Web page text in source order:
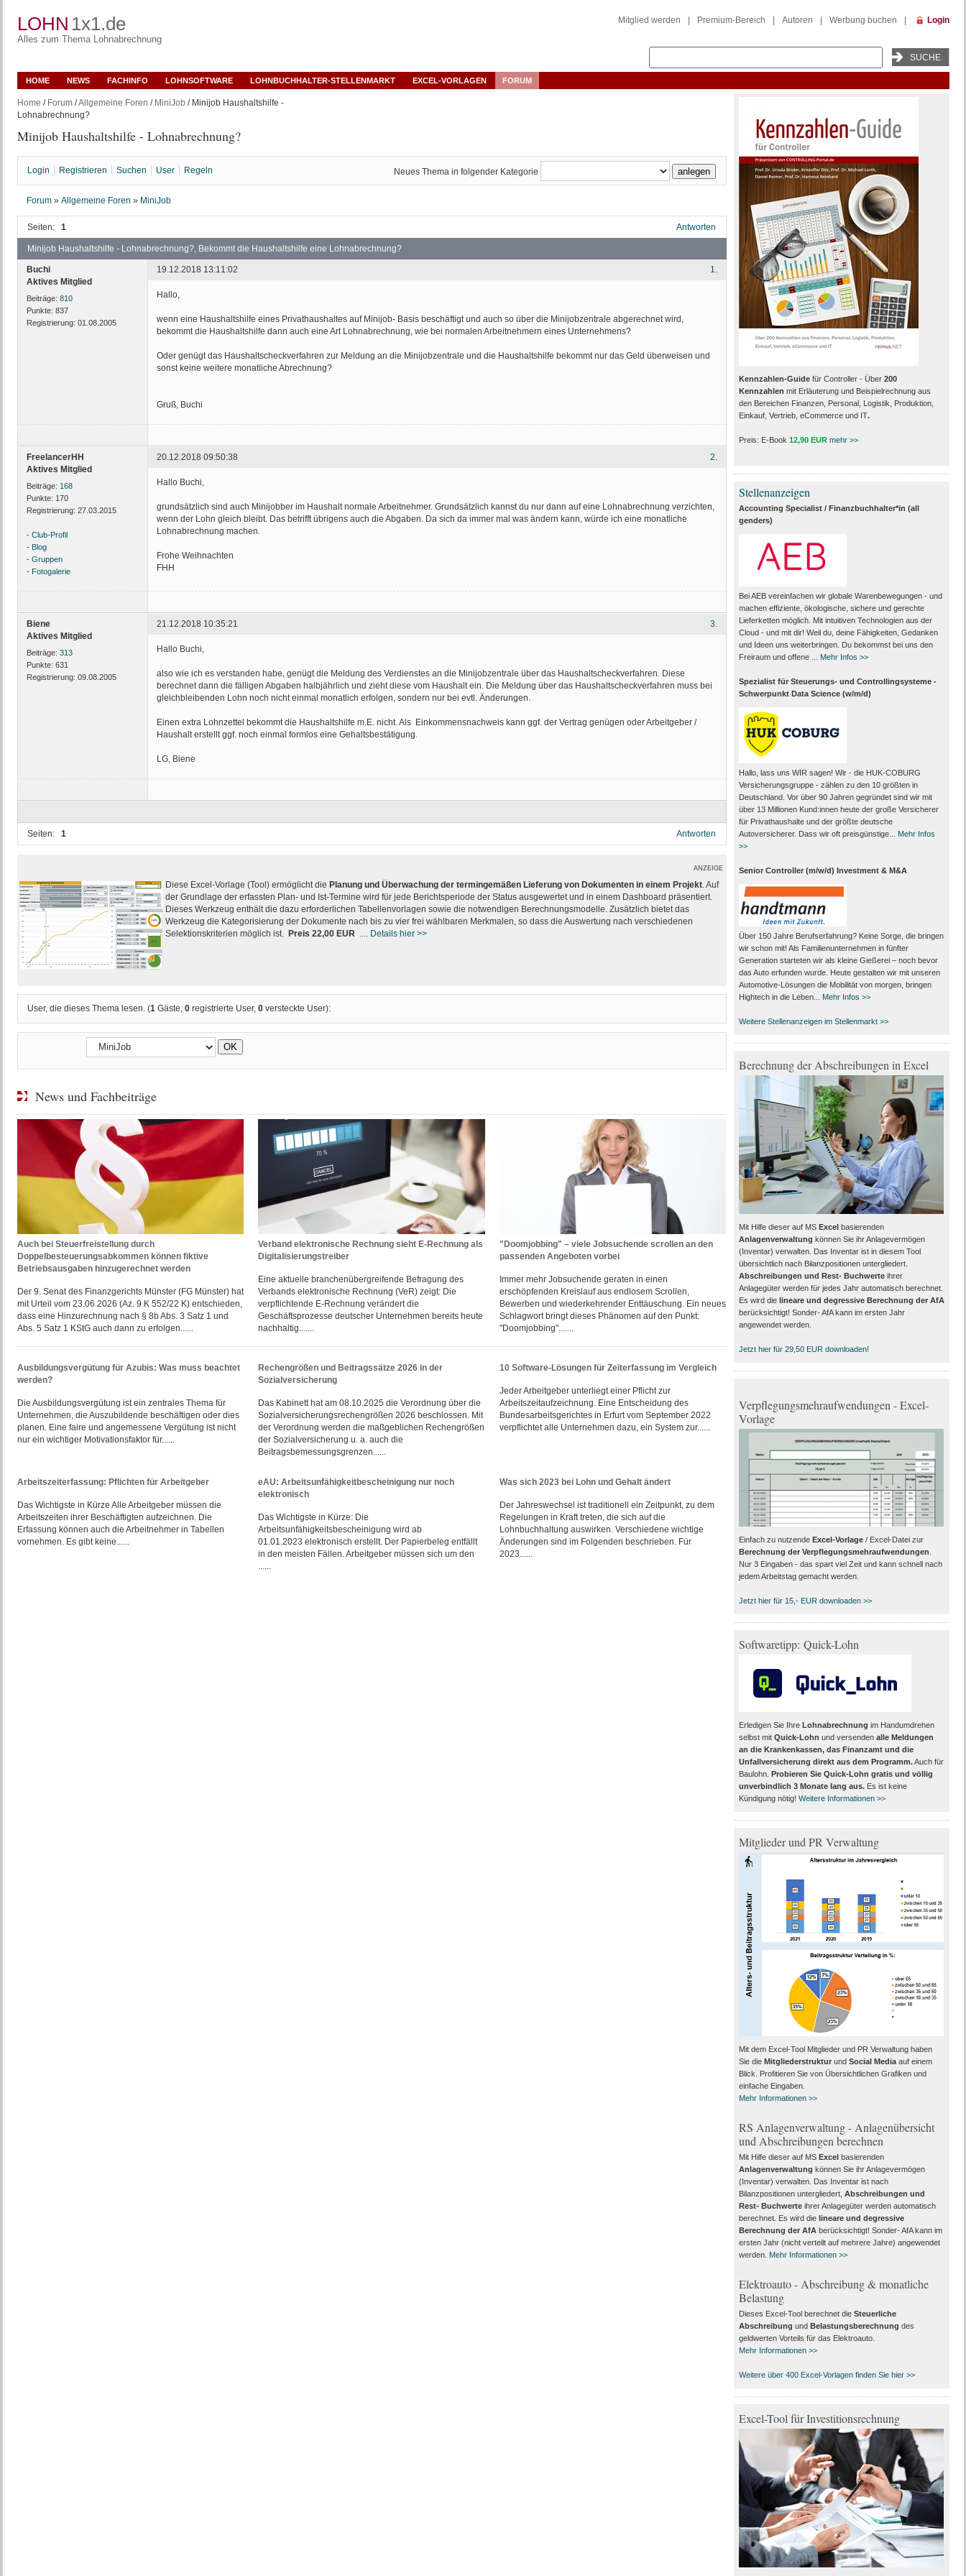
LOHN 1x1.de
Alles zum Thema Lohnabrechnung
Mitglied werden Premium-Bereich Autoren Werbung buchen Login
HOME NEWS FACHINFO LOHNSOFTWARE LOHNBUCHHALTER-STELLENMARKT EXCEL-VORLAGEN FORUM
Home / Forum/Allgemeine Foren / MiniJob / Minijob Haushaltshilfe -
Lohnabrechnung?
Minijob Haushaltshilfe - Lohnabrechnung?
Login Registrieren Suchen User Regeln Neues Thema in folgender Kategorie
Forum » Allgemeine Foren » MiniJob
Seiten: 1 Antworten
Minijob Haushaltshilfe - Lohnabrechnung?, Bekommt die Haushaltshilfe eine Lohnabrechnung?
Buchi
Aktives Mitglied
Beiträge: 810
Punkte: 837
Registrierung: 01.08.2005
1.
19.12.2018 13:11:02
Hallo,
wenn eine Haushaltshilfe eines Privathaushaltes auf Minijob- Basis beschäftigt und auch so über die Minijobzentrale abgerechnet wird,
bekommt die Haushaltshilfe dann auch eine Art Lohnabrechnung, wie bei normalen Arbeitnehmern eines Unternehmens?
Oder genügt das Haushaltscheckverfahren zur Meldung an die Minijobzentrale und die Haushaltshilfe bekommt nur das Geld überweisen und
sonst keine weitere monatliche Abrechnung?
Gruß, Buchi
FreelancerHH
Aktives Mitglied
Beiträge: 168
Punkte: 170
Registrierung: 27.03.2015
- Club-Profil
- Blog
- Gruppen
- Fotogalerie
2.
20.12.2018 09:50:38
Hallo Buchi,
grundsätzlich sind auch Minijobber im Haushalt normale Arbeitnehmer. Grundsätzlich kannst du nur dann auf eine Lohnabrechnung verzichten,
wenn der Lohn gleich bleibt. Das betrifft übrigens auch die Abgaben. Da sich da immer mal was ändern kann, würde ich eine monatliche
Lohnabrechnung machen.
Frohe Weihnachten
FHH
Biene
Aktives Mitglied
Beiträge: 313
Punkte: 631
Registrierung: 09.08.2005
3.
21.12.2018 10:35:21
Hallo Buchi,
also wie ich es verstanden habe, genügt die Meldung des Verdienstes an die Minijobzentrale über das Haushaltscheckverfahren. Diese
berechnet dann die fälligen Abgaben halbjährlich und zieht diese vom Haushalt ein. Die Meldung über das Haushaltscheckverfahren muss bei
gleichbleibenden Lohn noch nicht einmal monatlich erfolgen, sondern nur bei evtl. Änderungen.
Einen extra Lohnzettel bekommt die Haushaltshilfe m.E. nicht. Als Einkommensnachweis kann ggf. der Vertrag genügen oder Arbeitgeber /
Haushalt erstellt ggf. noch einmal formlos eine Gehaltsbestätigung.
LG, Biene
Seiten: 1 Antworten
ANZEIGE
Diese Excel-Vorlage (Tool) ermöglicht die Planung und Überwachung der termingemäßen Lieferung von Dokumenten in einem Projekt. Auf
der Grundlage der erfassten Plan- und Ist-Termine wird für jede Berichtsperiode der Status ausgewertet und in einem Dashboard präsentiert.
Dieses Werkzeug enthält die dazu erforderlichen Tabellenvorlagen sowie die notwendigen Berechnungsmodelle. Zusätzlich bietet das
Werkzeug die Kategorisierung der Dokumente nach bis zu vier frei wählbaren Merkmalen, so dass die Auswertung nach verschiedenen
Selektionskriterien möglich ist. Preis 22,00 EUR Details hier >>
User, die dieses Thema lesen. (1 Gäste, 0registrierte User, 0versteckte User):
News und Fachbeiträge
Auch bei Steuerfreistellung durch
Doppelbesteuerungsabkommen können fiktive
Betriebsausgaben hinzugerechnet werden
Der 9. Senat des Finanzgerichts Münster (FG Münster) hat
mit Urteil vom 23.06.2026 (Az. 9 K 552/22 K) entschieden,
dass eine Hinzurechnung nach § 8b Abs. 3 Satz 1 und
Abs. 5 Satz 1 KStG auch dann zu erfolgen......
Verband elektronische Rechnung sieht E-Rechnung als
Digitalisierungstreiber
Eine aktuelle branchenübergreifende Befragung des
Verbands elektronische Rechnung (VeR) zeigt: Die
verpflichtende E-Rechnung verändert die
Geschäftsprozesse deutscher Unternehmen bereits heute
nachhaltig.......
"Doomjobbing" – viele Jobsuchende scrollen an den
passenden Angeboten vorbei
Immer mehr Jobsuchende geraten in einen
erschöpfenden Kreislauf aus endlosem Scrollen,
Bewerben und wiederkehrender Enttäuschung. Ein neues
Schlagwort bringt dieses Phänomen auf den Punkt:
"Doomjobbing".......
Ausbildungsvergütung für Azubis: Was muss beachtet
werden?
Die Ausbildungsvergütung ist ein zentrales Thema für
Unternehmen, die Auszubildende beschäftigen oder dies
planen. Eine faire und angemessene Vergütung ist nicht
nur ein wichtiger Motivationsfaktor für......
Rechengrößen und Beitragssätze 2026 in der
Sozialversicherung
Das Kabinett hat am 08.10.2025 die Verordnung über die
Sozialversicherungsrechengrößen 2026 beschlossen. Mit
der Verordnung werden die maßgeblichen Rechengrößen
der Sozialversicherung u. a. auch die
Beitragsbemessungsgrenzen......
10 Software-Lösungen für Zeiterfassung im Vergleich
Jeder Arbeitgeber unterliegt einer Pflicht zur
Arbeitszeitaufzeichnung. Eine Entscheidung des
Bundesarbeitsgerichtes in Erfurt vom September 2022
verpflichtet alle Unternehmen dazu, ein System zur......
Arbeitszeiterfassung: Pflichten für Arbeitgeber
Das Wichtigste in Kürze Alle Arbeitgeber müssen die
Arbeitszeiten ihrer Beschäftigten aufzeichnen. Die
Erfassung können auch die Arbeitnehmer in Tabellen
vornehmen. Es gibt keine......
eAU: Arbeitsunfähigkeitbescheinigung nur noch
elektronisch
Das Wichtigste in Kürze: Die
Arbeitsunfähigkeitsbescheinigung wird ab
01.01.2023 elektronisch erstellt. Der Papierbeleg entfällt
in den meisten Fällen. Arbeitgeber müssen sich um den
......
Was sich 2023 bei Lohn und Gehalt ändert
Der Jahreswechsel ist traditionell ein Zeitpunkt, zu dem
Regelungen in Kraft treten, die sich auf die
Lohnbuchhaltung auswirken. Verschiedene wichtige
Änderungen sind im Folgenden beschrieben. Für
2023......
Kennzahlen-Guidefür Controller - Über 200
Kennzahlen mit Erläuterung und Beispielrechnung aus
den Bereichen Finanzen, Personal, Logistik, Produktion,
Einkauf, Vertrieb, eCommerce und IT.
Preis: E-Book 12,90 EUR mehr >>
Stellenanzeigen
Accounting Specialist / Finanzbuchhalter*in (all
genders)
Bei AEB vereinfachen wir globale Warenbewegungen - und
machen effiziente, ökologische, sichere und gerechte
Lieferketten möglich. Mit intuitiven Technologien aus der
Cloud - und mit dir! Weil du, deine Fähigkeiten, Gedanken
und Ideen uns weiterbringen. Du bekommst bei uns den
Freiraum und offene ...
Mehr Infos >>
Spezialist für Steuerungs- und Controllingsysteme -
Schwerpunkt Data Science (w/m/d)
Hallo, lass uns WIR sagen! Wir - die HUK-COBURG
Versicherungsgruppe - zählen zu den 10 größten in
Deutschland. Vor über 90 Jahren gegründet sind wir mit
über 13 Millionen Kund:innen heute der große Versicherer
für Privathaushalte und der größte deutsche
Autoversicherer. Dass wir oft preisgünstige...
Mehr Infos
>>
Senior Controller (m/w/d) Investment & M&A
Über 150 Jahre Berufserfahrung? Keine Sorge, die bringen
wir schon mit! Als Familienunternehmen in fünfter
Generation starteten wir als kleine Gießerei – noch bevor
das Auto erfunden wurde. Heute gestalten wir mit unseren
Automotive-Lösungen die Mobilität von morgen, bringen
Hightech in die Leben...
Mehr Infos >>
Weitere Stellenanzeigen im Stellenmarkt >>
Berechnung der Abschreibungen in Excel
Mit Hilfe dieser auf MS Excelbasierenden
Anlagenverwaltung können Sie ihr Anlagevermögen
(Inventar) verwalten. Das Inventar ist in diesem Tool
übersichtlich nach Bilanzpositionen untergliedert.
Abschreibungen und Rest- Buchwerteihrer
Anlagegüter werden für jedes Jahr automatisch berechnet.
Es wird die lineare und degressive Berechnung der AfA
berücksichtigt! Sonder- AfA kann im ersten Jahr
angewendet werden.
Jetzt hier für 29,50 EUR downloaden!
Verpflegungsmehraufwendungen - Excel-
Vorlage
Einfach zu nutzende Excel-Vorlage/ Excel-Datei zur
Berechnung der Verpflegungsmehraufwendungen
Nur 3 Eingaben - das spart viel Zeit und kann schnell nach
jedem Arbeitstag gemacht werden.
Jetzt hier für 15,- EUR downloaden >>
Softwaretipp: Quick-Lohn
Erledigen Sie IhreLohnabrechnung im Handumdrehen
selbst mitQuick-Lohn und versendenalle Meldungen
an die Krankenkassen, das Finanzamt und die
Unfallversicherung direkt aus dem Programm.Auch für
Baulohn. Probieren Sie Quick-Lohn gratis und völlig
unverbindlich 3 Monate lang aus. Es ist keine
Kündigung nötig! Weitere Informationen >>
Mitglieder und PR Verwaltung
Mit dem Excel-Tool Mitglieder und PR Verwaltung haben
Sie die Mitgliederstrukturund Social Mediaauf einem
Blick. Profitieren Sie von Übersichtlichen Grafiken und
einfache Eingaben.
Mehr Informationen >>
RS Anlagenverwaltung - Anlagenübersicht
und Abschreibungen berechnen
Mit Hilfe dieser auf MS Excelbasierenden
Anlagenverwaltung können Sie ihr Anlagevermögen
(Inventar) verwalten. Das Inventar ist nach
Bilanzpositionen untergliedert, Abschreibungen und
Rest- Buchwerteihrer Anlagegüter werden automatisch
berechnet. Es wird die lineare und degressive
Berechnung der AfAberücksichtigt! Sonder- AfA kann im
ersten Jahr (nicht verteilt auf mehrere Jahre) angewendet
werden. Mehr Informationen >>
Elektroauto - Abschreibung & monatliche
Belastung
Dieses Excel-Tool berechnet die Steuerliche
Abschreibung und Belastungsberechnung des
geldwerten Vorteils für das Elektroauto.
Mehr Informationen >>
Weitere über 400 Excel-Vorlagen finden Sie hier >>
Excel-Tool für Investitionsrechnung